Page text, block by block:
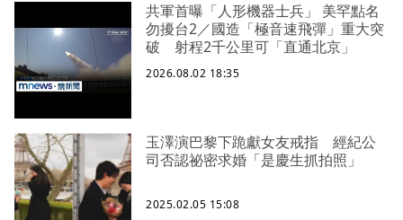
共軍首曝「人形機器士兵」 美罕點名
勿擾台2／國造「極音速飛彈」重大突
破 射程2千公里可「直通北京」
2026.08.02 18:35
玉澤演巴黎下跪獻女友戒指 經紀公
司否認祕密求婚「是慶生抓拍照」
2025.02.05 15:08